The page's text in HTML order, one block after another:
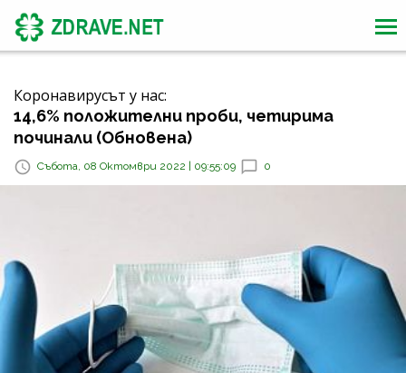
Коронавирусът у нас:
14,6% положителни проби, четирима
починали (Обновена)
Събота, 08 Октомври 2022 | 09:55:09 0